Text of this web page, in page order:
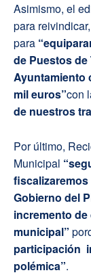
Asimismo, el
para
para
de Puestos
Ayuntamiento
mil euros”con
de nuestros
Por último,
Municipal
Gobierno del
incremento
municipal”
participación
polémica”.